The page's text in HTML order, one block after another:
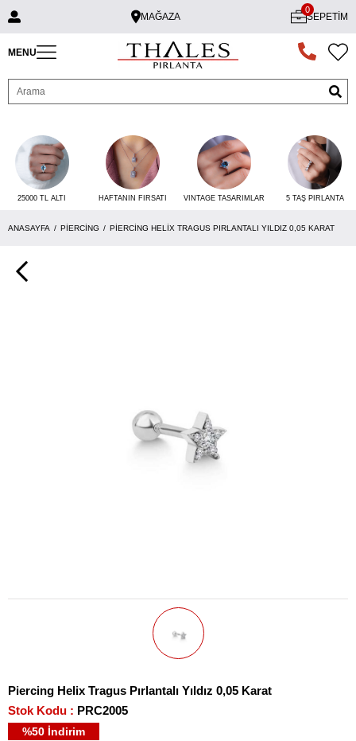
MAĞAZA SEPETIM
0
MENU
25000 TL ALTI HAFTANIN FIRSATI VINTAGE TASARIMLAR 5 TAŞ PIRLANTA
ANASAYFA PIERCING PIERCING HELIX TRAGUS PIRLANTALI YILDIZ 0,05 KARAT
Piercing Helix Tragus Pırlantalı Yıldız 0,05 Karat
Stok Kodu
PRC2005
%50 İndirim